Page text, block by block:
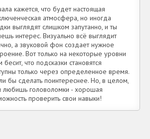
кажется, что будет настоящая
атмосфера, но иногда
выглядят слишком запутанно, и ты
интерес. Визуально всё выглядит
а звуковой фон создает нужное
Вот только на некоторые уровни
бесит, что подсказки становятся
только через определенное время.
бы сделать поинтереснее. Но, в целом,
любишь головоломки - хорошая
проверить свои навыки!